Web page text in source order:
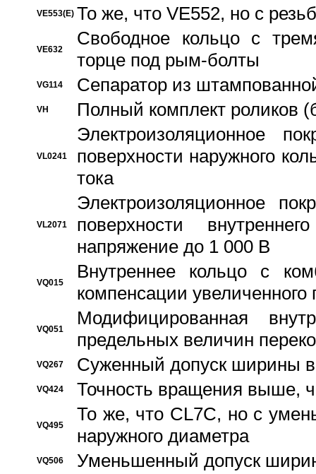
VE553(E) То же, что VE552, но с
VE632
Свободное кольцо с
торце под рым-болты
VG114 Сепаратор из
VH Полный комплект роликов
VL0241
Электроизоляционное
поверхности наружного
тока
VL2071
Электроизоляционное
поверхности
напряжение до 1 000 В
VQ015
Bнутреннее кольцо с
компенсации увеличенного
VQ051
Модифицированная
предельных величин
VQ267 Суженный допуск ширины
VQ424 Точность вращения выше,
VQ495
То же, что CL7C, но с
наружного диаметра
VQ506 Уменьшенный допуск